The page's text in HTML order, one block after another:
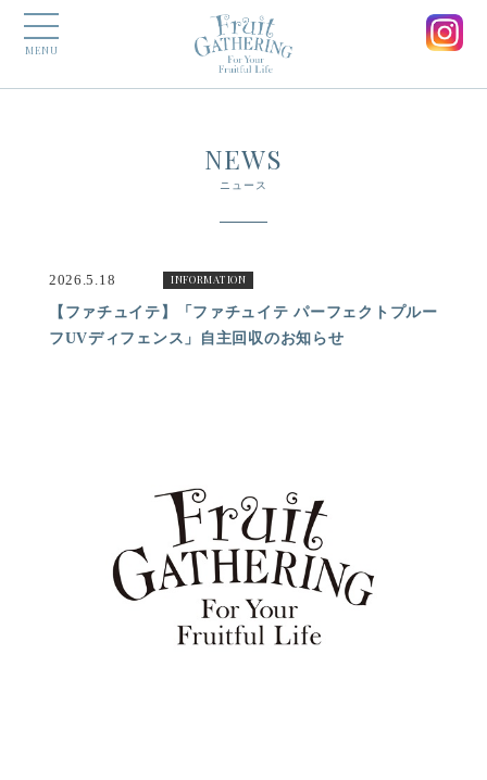
MENU
NEWS
ニュース
2026.5.18 INFORMATION
【ファチュイテ】「ファチュイテ パーフェクトプルー
フUVディフェンス」自主回収のお知らせ